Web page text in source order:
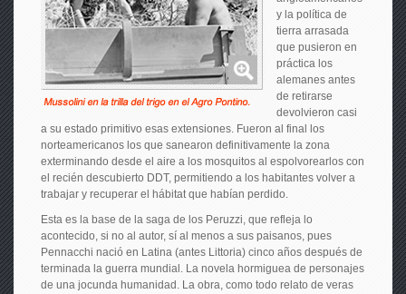
y la política de
tierra arrasada
que pusieron en
práctica los
alemanes antes
de retirarse
devolvieron casi
a su estado primitivo esas extensiones. Fueron al final los
norteamericanos los que sanearon definitivamente la zona
exterminando desde el aire a los mosquitos al espolvorearlos con
el recién descubierto DDT, permitiendo a los habitantes volver a
trabajar y recuperar el hábitat que habían perdido.
Esta es la base de la saga de los Peruzzi, que refleja lo
acontecido, si no al autor, sí al menos a sus paisanos, pues
Pennacchi nació en Latina (antes Littoria) cinco años después de
terminada la guerra mundial. La novela hormiguea de personajes
de una jocunda humanidad. La obra, como todo relato de veras